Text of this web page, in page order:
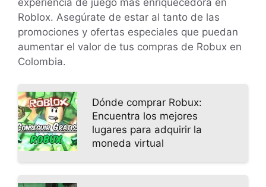
Roblox. Asegúrate de estar al tanto de las
promociones y ofertas especiales que puedan
aumentar el valor de tus compras de Robux en
Colombia.
Dónde comprar Robux:
Encuentra los mejores
lugares para adquirir la
moneda virtual